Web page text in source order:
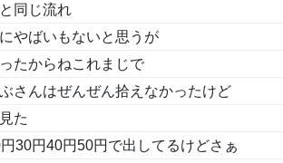
同じ流れ
やばいもないと思うが
たからねこれまじで
さんはぜんぜん拾えなかったけど
た
30円40円50円で出してるけどさぁ